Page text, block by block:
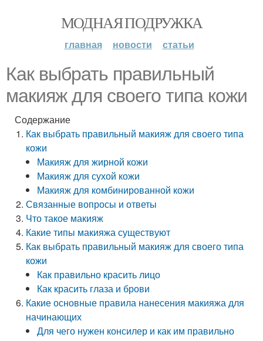
МОДНАЯ ПОДРУЖКА
главная новости статьи
Как выбрать правильный
макияж для своего типа кожи
Содержание
Как выбрать правильный макияж для своего типа
кожи
Макияж для жирной кожи
Макияж для сухой кожи
Макияж для комбинированной кожи
Связанные вопросы и ответы
Что такое макияж
Какие типы макияжа существуют
Как выбрать правильный макияж для своего типа
кожи
Как правильно красить лицо
Как красить глаза и брови
Какие основные правила нанесения макияжа для
начинающих
Для чего нужен консилер и как им правильно